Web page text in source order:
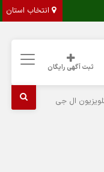
انتخاب استان
ثبت آگهی رایگان
ال جی